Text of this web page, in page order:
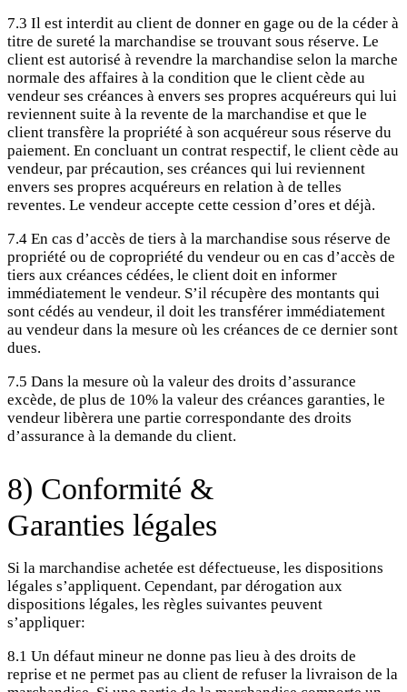
7.3 Il est interdit au client de donner en gage ou de la céder à
titre de sureté la marchandise se trouvant sous réserve. Le
client est autorisé à revendre la marchandise selon la marche
normale des affaires à la condition que le client cède au
vendeur ses créances à envers ses propres acquéreurs qui lui
reviennent suite à la revente de la marchandise et que le
client transfère la propriété à son acquéreur sous réserve du
paiement. En concluant un contrat respectif, le client cède au
vendeur, par précaution, ses créances qui lui reviennent
envers ses propres acquéreurs en relation à de telles
reventes. Le vendeur accepte cette cession d’ores et déjà.
7.4 En cas d’accès de tiers à la marchandise sous réserve de
propriété ou de copropriété du vendeur ou en cas d’accès de
tiers aux créances cédées, le client doit en informer
immédiatement le vendeur. S’il récupère des montants qui
sont cédés au vendeur, il doit les transférer immédiatement
au vendeur dans la mesure où les créances de ce dernier sont
dues.
7.5 Dans la mesure où la valeur des droits d’assurance
excède, de plus de 10% la valeur des créances garanties, le
vendeur libèrera une partie correspondante des droits
d’assurance à la demande du client.
8) Conformité &
Garanties légales
Si la marchandise achetée est défectueuse, les dispositions
légales s’appliquent. Cependant, par dérogation aux
dispositions légales, les règles suivantes peuvent
s’appliquer:
8.1 Un défaut mineur ne donne pas lieu à des droits de
reprise et ne permet pas au client de refuser la livraison de la